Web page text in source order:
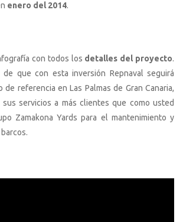
enero del 2014.
con todos los detalles del proyecto.
de que con esta inversión Repnaval seguirá
referencia en Las Palmas de Gran Canaria,
servicios a más clientes que como usted
Zamakona Yards para el mantenimiento y